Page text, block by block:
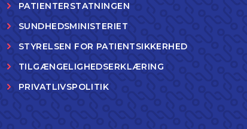
PATIENTERSTATNINGEN
SUNDHEDSMINISTERIET
STYRELSEN FOR PATIENTSIKKERHED
TILGÆNGELIGHEDSERKLÆRING
PRIVATLIVSPOLITIK